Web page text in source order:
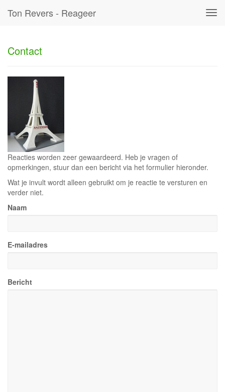
Ton Revers - Reageer
Contact
Reacties worden zeer gewaardeerd. Heb je vragen of
opmerkingen, stuur dan een bericht via het formulier hieronder.
Wat je invult wordt alleen gebruikt om je reactie te versturen en
verder niet.
Naam
E-mailadres
Bericht